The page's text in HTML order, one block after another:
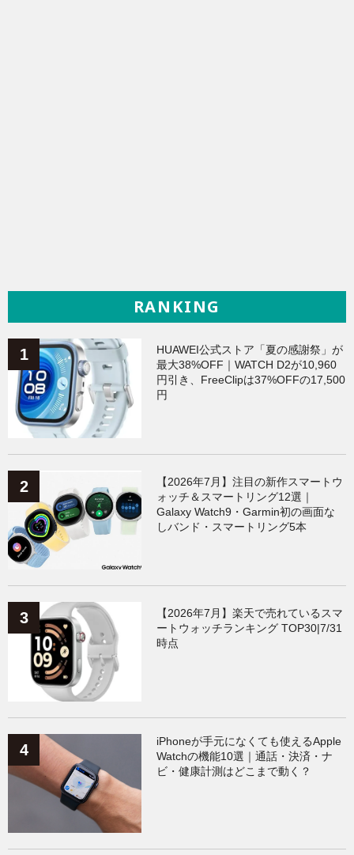
RANKING
HUAWEI公式ストア「夏の感謝祭」が
最大38%OFF｜WATCH D2が10,960
円引き、FreeClipは37%OFFの17,500
円
【2026年7月】注目の新作スマートウ
ォッチ＆スマートリング12選｜
Galaxy Watch9・Garmin初の画面な
しバンド・スマートリング5本
【2026年7月】楽天で売れているスマ
ートウォッチランキング TOP30|7/31
時点
iPhoneが手元になくても使えるApple
Watchの機能10選｜通話・決済・ナ
ビ・健康計測はどこまで動く？